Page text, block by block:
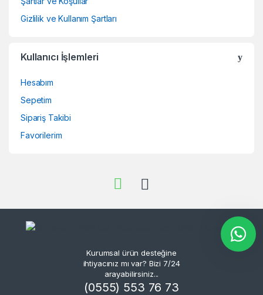
Gizlilik ve Kullanım Şartları
Kullanıcı İşlemleri
Hesabım
Sepetim
Sipariş Takibi
Favorilerim
Kurumsal ürün desteğine
ihtiyacınız mı var? Bizi 7/24
arayabilirsiniz...
(0555) 553 76 73